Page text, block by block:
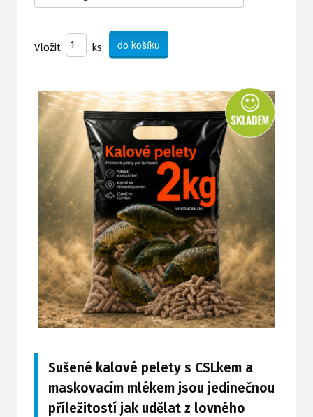
Vložit ks
Sušené kalové pelety s CSLkem a
maskovacím mlékem jsou jedinečnou
příležitostí jak udělat z lovného